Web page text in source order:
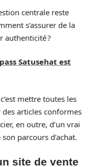
centrale reste
s’assurer de la
authenticité ?
Satusehat est
mettre toutes les
articles conformes
en outre, d’un vrai
parcours d’achat.
site de vente